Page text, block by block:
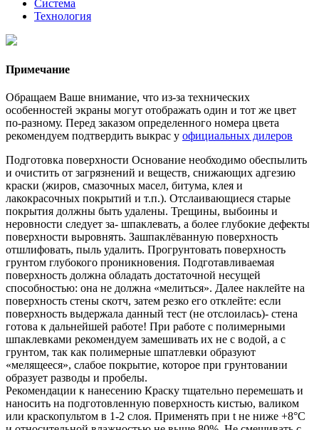
Система
Технология
Примечание
Обращаем Ваше внимание, что из-за технических
особенностей экраны могут отображать один и тот же цвет
по-разному. Перед заказом определенного номера цвета
рекомендуем подтвердить выкрас у официальных дилеров
Подготовка поверхности Основание необходимо обеспылить
и очистить от загрязнений и веществ, снижающих адгезию
краски (жиров, смазочных масел, битума, клея и
лакокрасочных покрытий и т.п.). Отслаивающиеся старые
покрытия должны быть удалены. Трещины, выбоины и
неровности следует за- шпаклевать, а более глубокие дефекты
поверхности выровнять. Зашпаклёванную поверхность
отшлифовать, пыль удалить. Прогрунтовать поверхность
грунтом глубокого проникновения. Подготавливаемая
поверхность должна обладать достаточной несущей
способностью: она не должна «мелиться». Далее наклейте на
поверхность стены скотч, затем резко его отклейте: если
поверхность выдержала данный тест (не отслоилась)- стена
готова к дальнейшей работе! При работе с полимерными
шпаклевками рекомендуем замешивать их не с водой, а с
грунтом, так как полимерные шпатлевки образуют
«мелящееся», слабое покрытие, которое при грунтовании
образует разводы и пробелы.
Рекомендации к нанесению Краску тщательно перемешать и
наносить на подготовленную поверхность кистью, валиком
или краскопультом в 1-2 слоя. Применять при t не ниже +8°С